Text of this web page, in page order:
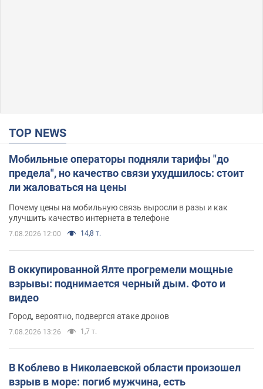
TOP NEWS
Мобильные операторы подняли тарифы "до
предела", но качество связи ухудшилось: стоит
ли жаловаться на цены
Почему цены на мобильную связь выросли в разы и как
улучшить качество интернета в телефоне
7.08.2026 12:00 14,8 т.
В оккупированной Ялте прогремели мощные
взрывы: поднимается черный дым. Фото и
видео
Город, вероятно, подвергся атаке дронов
7.08.2026 13:26 1,7 т.
В Коблево в Николаевской области произошел
взрыв в море: погиб мужчина, есть